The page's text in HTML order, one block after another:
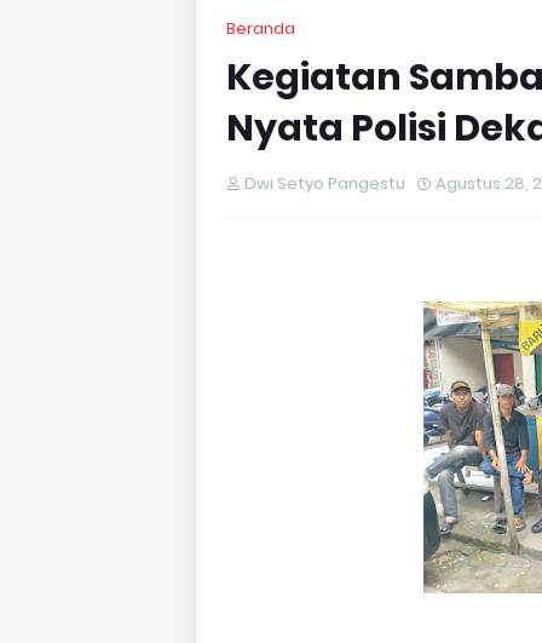
Beranda
Kegiatan
Nyata Polisi
Dwi Setyo Pangestu Agustus 28,